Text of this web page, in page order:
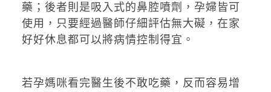
藥；後者則是吸入式的鼻腔噴劑，孕婦皆可
使用，只要經過醫師仔細評估無大礙，在家
好好休息都可以將病情控制得宜。
若孕媽咪看完醫生後不敢吃藥，反而容易增